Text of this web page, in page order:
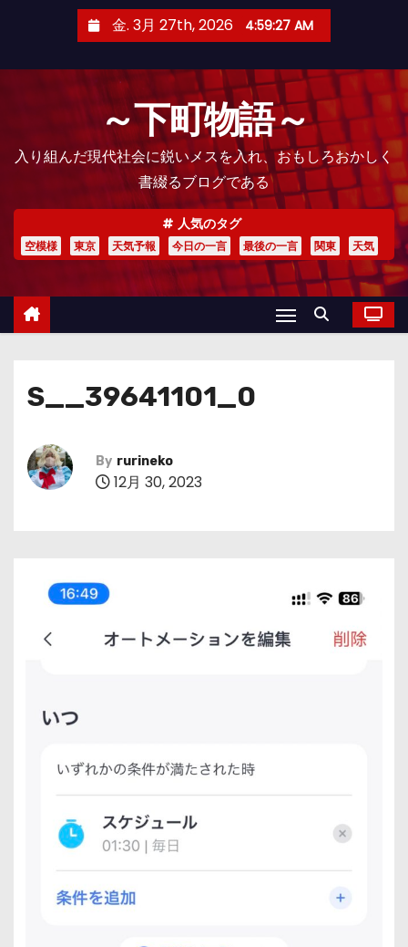
金. 3月 27th, 2026 4:59:28 AM
～下町物語～
入り組んだ現代社会に鋭いメスを入れ、おもしろおかしく
書綴るブログである
人気のタグ
空模様 東京 天気予報 今日の一言 最後の一言 関東 天気
S__39641101_0
By rurineko
12月 30, 2023